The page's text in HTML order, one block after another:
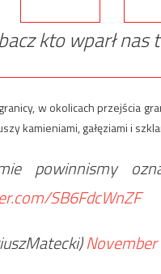
kto wparł nas
w okolicach przejścia
kamieniami, gałęziami i
powinnismy
SB6FdcWnZF